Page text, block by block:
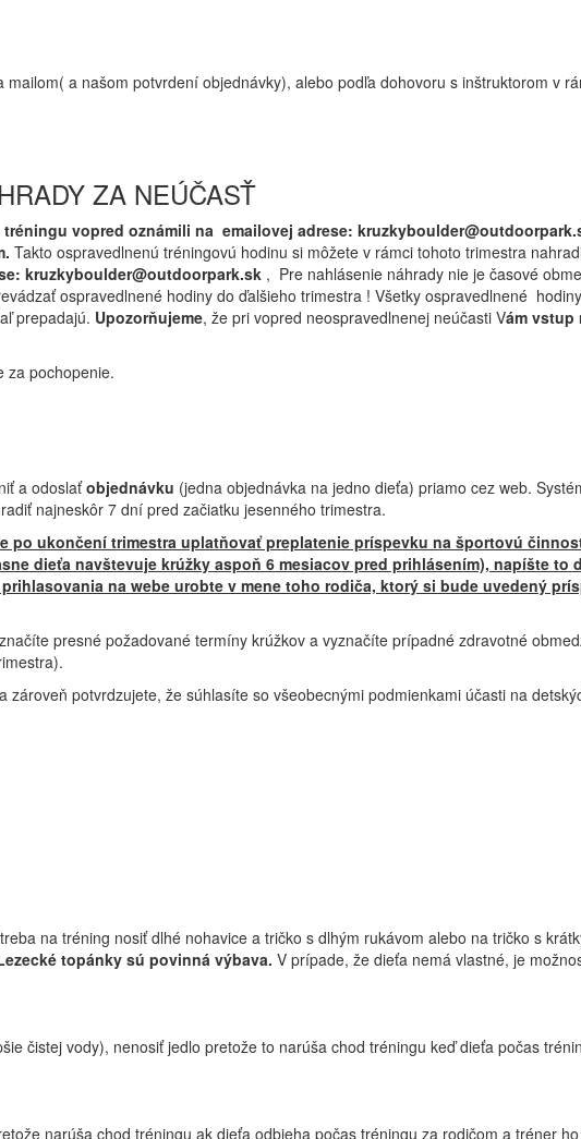
a našom potvrdení objednávky), alebo podľa dohovoru s inštruktorom v
ZA NEÚČASŤ
vopred oznámili na emailovej adrese:
Takto ospravedlnenú tréningovú hodinu si môžete v rámci tohoto trimestra
kruzkyboulder@outdoorpark.sk , Pre nahlásenie náhrady nie je časové
ospravedlnené hodiny do ďalšieho trimestra ! Všetky ospravedlnené
prepadajú. Upozorňujeme, že pri vopred neospravedlnenej neúčasti Vám vstup
za pochopenie.
a odoslaťobjednávku (jedna objednávka na jedno dieťa) priamo cez web.
najneskôr 7 dní pred začiatku jesenného trimestra.
po ukončení trimestra uplatňovať preplatenie príspevku na športovú
dieťa navštevuje krúžky aspoň 6 mesiacov pred prihlásením), napíšte to
na webe urobte v mene toho rodiča, ktorý si bude uvedený
presné požadované termíny krúžkov a vyznačíte prípadné zdravotné
potvrdzujete, že súhlasíte so všeobecnými podmienkami účasti na
na tréning nosiť dlhé nohavice a tričko s dlhým rukávom alebo na tričko s
topánky sú povinná výbava. V prípade, že dieťa nemá vlastné, je
čistej vody), nenosiť jedlo pretože to narúša chod tréningu keď dieťa počas
narúša chod tréningu ak dieťa odbieha počas tréningu za rodičom a tréner